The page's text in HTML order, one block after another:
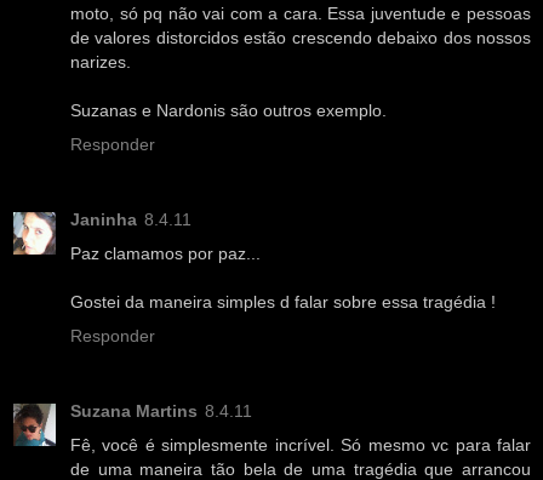
moto, só pq não vai com a cara. Essa juventude e pessoas
de valores distorcidos estão crescendo debaixo dos nossos
narizes.
Suzanas e Nardonis são outros exemplo.
Responder
Janinha 8.4.11
Paz clamamos por paz...
Gostei da maneira simples d falar sobre essa tragédia !
Responder
Suzana Martins 8.4.11
Fê, você é simplesmente incrível. Só mesmo vc para falar
de uma maneira tão bela de uma tragédia que arrancou